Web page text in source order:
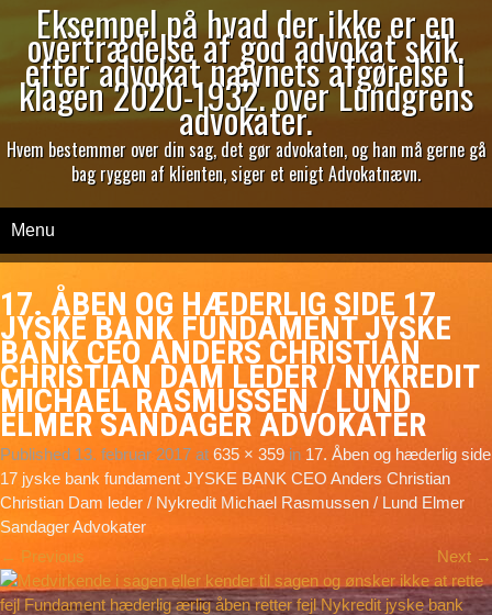
Eksempel på hvad der ikke er en
overtrædelse af god advokat skik,
efter advokat nævnets afgørelse i
klagen 2020-1932. over Lundgrens
advokater.
Hvem bestemmer over din sag, det gør advokaten, og han må gerne gå
bag ryggen af klienten, siger et enigt Advokatnævn.
Menu
17. ÅBEN OG HÆDERLIG SIDE 17
JYSKE BANK FUNDAMENT JYSKE
BANK CEO ANDERS CHRISTIAN
CHRISTIAN DAM LEDER / NYKREDIT
MICHAEL RASMUSSEN / LUND
ELMER SANDAGER ADVOKATER
Published 13. februar 2017 at 635 × 359 in 17. Åben og hæderlig side
17 jyske bank fundament JYSKE BANK CEO Anders Christian
Christian Dam leder / Nykredit Michael Rasmussen / Lund Elmer
Sandager Advokater
← Previous Next →